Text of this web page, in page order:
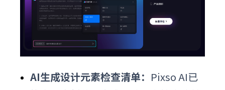
AI生成设计元素检查清单： Pixso AI已